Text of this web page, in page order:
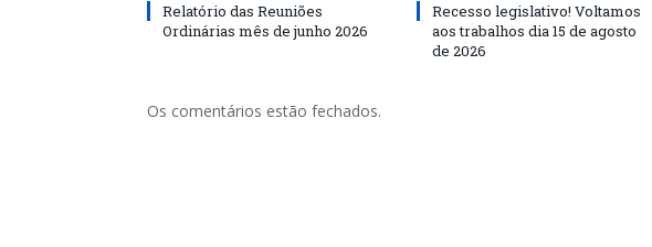
Relatório das Reuniões
Ordinárias mês de junho 2026
Recesso legislativo! Voltamos
aos trabalhos dia 15 de agosto
de 2026
Os comentários estão fechados.